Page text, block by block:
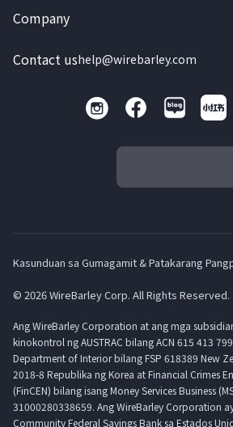
Company
Contact ushelp@wirebarley.com
Kasunduan sa Gumagamit & Patakarang
© 2026 WireBarley Corp. All Rights Reserved.
Ang WireBarley Corporation at ang mga
kinokontrol ng AUSTRAC bilang ACN 615 413
Department of Interior bilang FSP 618389 New
2018-8 Republika ng Korea at Financial Crimes
(FinCEN) bilang isang Money Services Business
31000280338659. Ang WireBarley Corporation
Community Federal Savings Bank sa Estados